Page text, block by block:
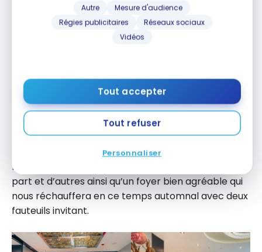
Autre
Mesure d'audience
Régies publicitaires
Réseaux sociaux
Vidéos
Tout accepter
Tout refuser
Personnaliser
avec sauna 1 lit king.
Une fois dans l’hôtel, nous arrivons dans un petit hall
en longueur avec accès ouvert à la salle de
réception et de l’autre côté, auBar am Steinplatz
Des touches de rouge, de beige et de noirs donnent
le ton.
Des photos de stars de cinéma ornent les murs de
part et d’autres ainsi qu’un foyer bien agréable qui
nous réchauffera en ce temps automnal avec deux
fauteuils invitant.